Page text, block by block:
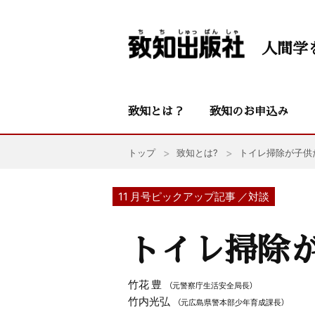
人間学
致知とは？ 致知のお申込み
トップ 致知とは? トイレ掃除が子
11 月号ピックアップ記事 ／対談
トイレ掃除
竹花 豊 （元警察庁生活安全局長）
竹内光弘 （元広島県警本部少年育成課長）